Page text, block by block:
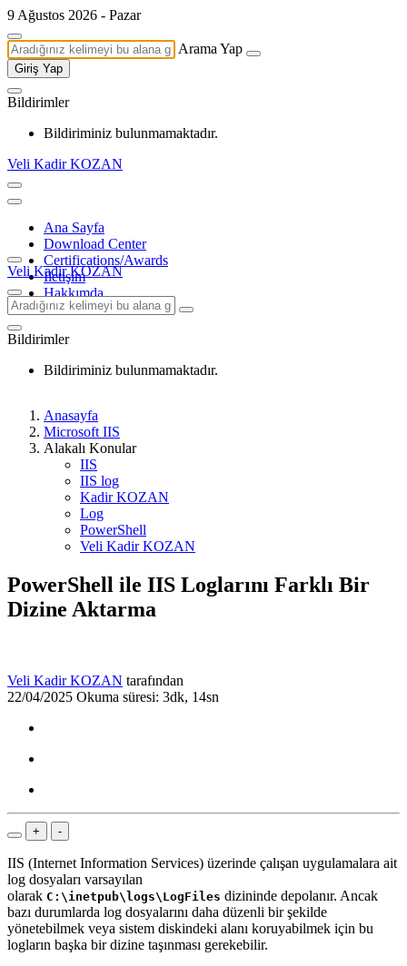
9 Ağustos 2026 - Pazar
Arama Yap
Giriş Yap
Bildirimler
Bildiriminiz bulunmamaktadır.
Veli Kadir KOZAN
Ana Sayfa
Download Center
Certifications/Awards
İletişim
Hakkımda
Veli Kadir KOZAN
Bildirimler
Bildiriminiz bulunmamaktadır.
Anasayfa
Microsoft IIS
Alakalı Konular
IIS
IIS log
Kadir KOZAN
Log
PowerShell
Veli Kadir KOZAN
PowerShell ile IIS Loglarını Farklı Bir
Dizine Aktarma
Veli Kadir KOZAN tarafından
22/04/2025 Okuma süresi: 3dk, 14sn
+ -
IIS (Internet Information Services) üzerinde çalışan uygulamalara ait
log dosyaları varsayılan
olarak C:\inetpub\logs\LogFiles dizininde depolanır. Ancak
bazı durumlarda log dosyalarını daha düzenli bir şekilde
yönetebilmek veya sistem diskindeki alanı koruyabilmek için bu
logların başka bir dizine taşınması gerekebilir.